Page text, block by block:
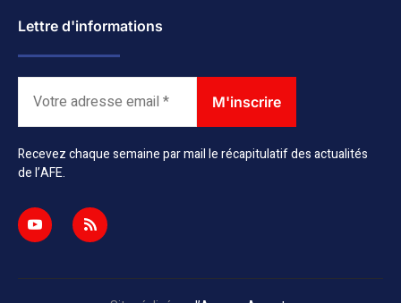
Lettre d'informations
Recevez chaque semaine par mail le récapitulatif des actualités
de l’AFE.